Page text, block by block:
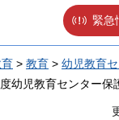
緊急
> 教育 > 幼児教育
幼児教育センター保